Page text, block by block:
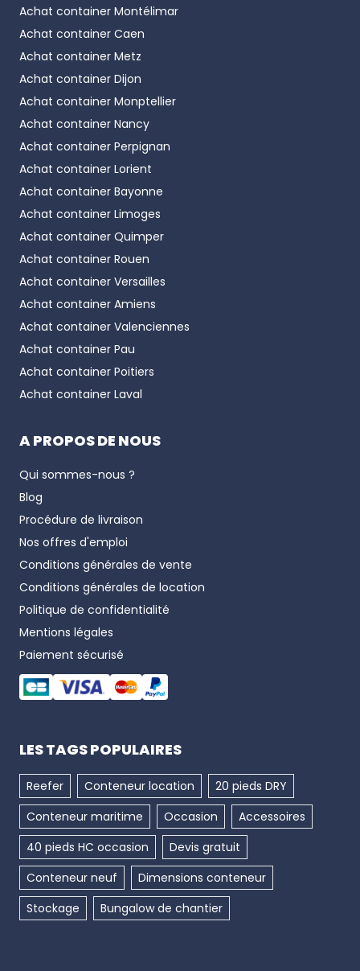
Achat container Montélimar
Achat container Caen
Achat container Metz
Achat container Dijon
Achat container Monptellier
Achat container Nancy
Achat container Perpignan
Achat container Lorient
Achat container Bayonne
Achat container Limoges
Achat container Quimper
Achat container Rouen
Achat container Versailles
Achat container Amiens
Achat container Valenciennes
Achat container Pau
Achat container Poitiers
Achat container Laval
A PROPOS DE NOUS
Qui sommes-nous ?
Blog
Procédure de livraison
Nos offres d'emploi
Conditions générales de vente
Conditions générales de location
Politique de confidentialité
Mentions légales
Paiement sécurisé
LES TAGS POPULAIRES
Reefer Conteneur location
20 pieds DRY
Conteneur maritime
Occasion
Accessoires
40 pieds HC occasion
Devis gratuit
Conteneur neuf
Dimensions conteneur
Stockage
Bungalow de chantier